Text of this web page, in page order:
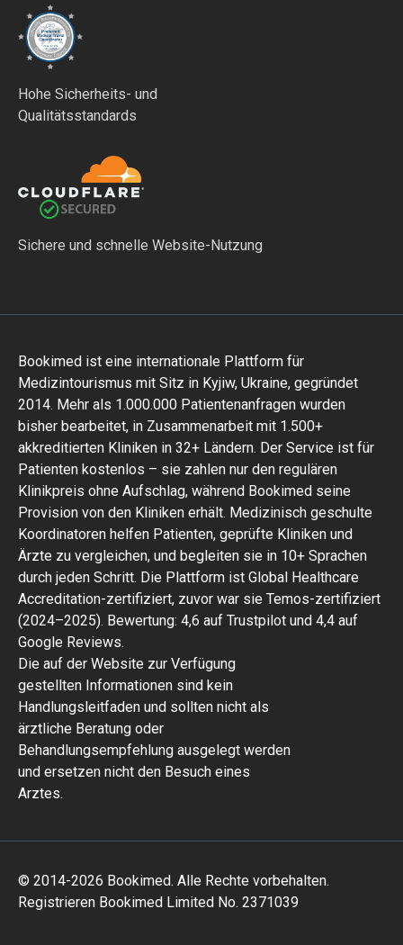
Hohe Sicherheits- und
Qualitätsstandards
Sichere und schnelle Website-Nutzung
Bookimed ist eine internationale Plattform für
Medizintourismus mit Sitz in Kyjiw, Ukraine, gegründet
2014. Mehr als 1.000.000 Patientenanfragen wurden
bisher bearbeitet, in Zusammenarbeit mit 1.500+
akkreditierten Kliniken in 32+ Ländern. Der Service ist für
Patienten kostenlos – sie zahlen nur den regulären
Klinikpreis ohne Aufschlag, während Bookimed seine
Provision von den Kliniken erhält. Medizinisch geschulte
Koordinatoren helfen Patienten, geprüfte Kliniken und
Ärzte zu vergleichen, und begleiten sie in 10+ Sprachen
durch jeden Schritt. Die Plattform ist Global Healthcare
Accreditation-zertifiziert, zuvor war sie Temos-zertifiziert
(2024–2025). Bewertung: 4,6 auf Trustpilot und 4,4 auf
Google Reviews.
Die auf der Website zur Verfügung
gestellten Informationen sind kein
Handlungsleitfaden und sollten nicht als
ärztliche Beratung oder
Behandlungsempfehlung ausgelegt werden
und ersetzen nicht den Besuch eines
Arztes.
© 2014-2026 Bookimed. Alle Rechte vorbehalten.
Registrieren Bookimed Limited No. 2371039